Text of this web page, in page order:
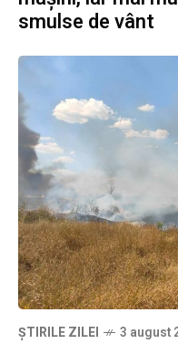
smulse de vânt
ȘTIRILE ZILEI 3 august